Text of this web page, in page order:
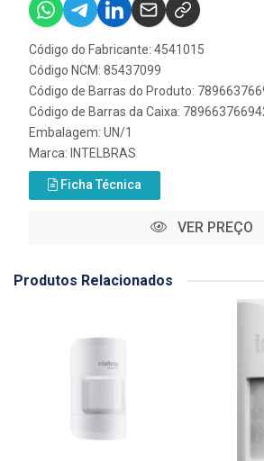
Código do Fabricante: 4541015
Código NCM: 85437099
Código de Barras do Produto:
Código de Barras da Caixa:
Embalagem: UN/1
Marca: INTELBRAS
Ficha Técnica
VER PREÇO
Produtos Relacionados